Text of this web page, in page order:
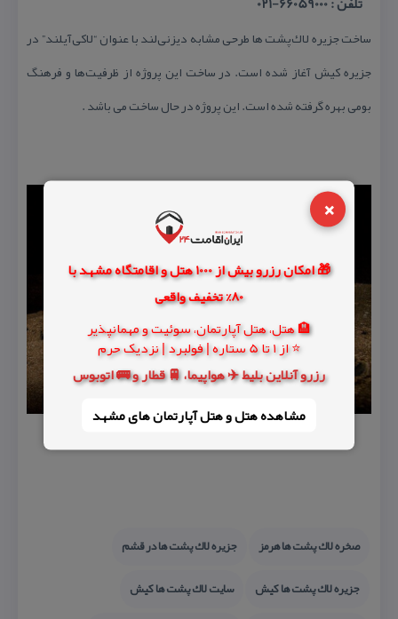
×
🎁 امکان رزرو بیش از 1000 هتل و اقامتگاه مشهد با
80% تخفیف واقعی
🏨 هتل، هتل آپارتمان، سوئیت و مهمانپذیر
⭐ از 1 تا 5 ستاره | فولبرد | نزدیک حرم
رزرو آنلاین بلیط ✈️ هواپیما، 🚆 قطار و 🚌 اتوبوس
مشاهده هتل و هتل‌ آپارتمان های مشهد
ساخت جزیره لاك‌پشت ها طرحی مشابه دیزنی‌لند با عنوان “لاكی‌آیلند” در
جزیره كیش آغاز شده است. در ساخت این پروژه از ظرفیت‌ها و فرهنگ
بومی بهره گرفته شده است. این پروژه در حال ساخت می باشد .
صخره لاك پشت ها هرمز
جزیره لاك پشت ها در قشم
جزیره لاك پشت ها كیش
سایت لاك پشت ها كیش